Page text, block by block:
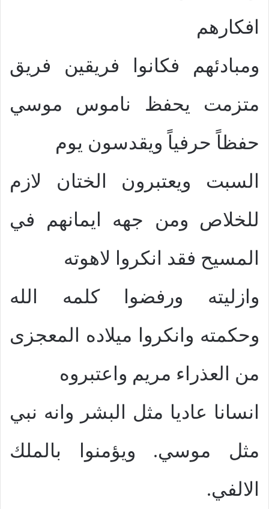
افكارهم
ومبادئهم فكانوا فريقين فريق
متزمت يحفظ ناموس موسي
حفظاً حرفياً ويقدسون يوم
السبت ويعتبرون الختان لازم
للخلاص ومن جهه ايمانهم في
المسيح فقد انكروا لاهوته
وازليته ورفضوا كلمه الله
وحكمته وانكروا ميلاده المعجزى
من العذراء مريم واعتبروه
انسانا عاديا مثل البشر وانه نبي
مثل موسي. ويؤمنوا بالملك
الالفي.